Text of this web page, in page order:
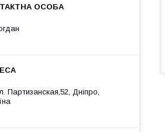
Партизанская,52, Дніпро,